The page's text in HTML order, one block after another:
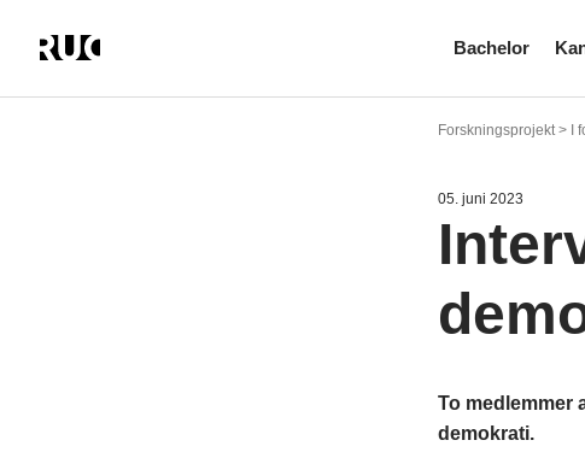
Bachelor
Forskningsprojekt > I
05. juni 2023
To medlemmer
demokrati.